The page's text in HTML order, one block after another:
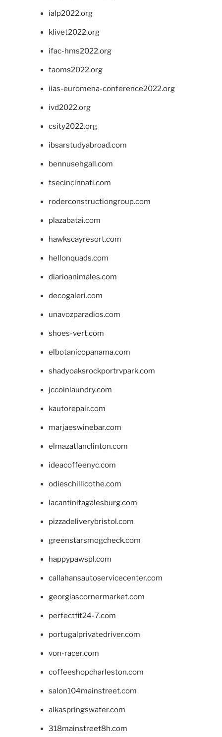
ialp2022.org
klivet2022.org
ifac-hms2022.org
taoms2022.org
iias-euromena-conference2022.org
ivd2022.org
csity2022.org
ibsarstudyabroad.com
bennusehgall.com
tsecincinnati.com
roderconstructiongroup.com
plazabatai.com
hawkscayresort.com
hellonquads.com
diarioanimales.com
decogaleri.com
unavozparadios.com
shoes-vert.com
elbotanicopanama.com
shadyoaksrockportrvpark.com
jccoinlaundry.com
kautorepair.com
marjaeswinebar.com
elmazatlanclinton.com
ideacoffeenyc.com
odieschillicothe.com
lacantinitagalesburg.com
pizzadeliverybristol.com
greenstarsmogcheck.com
happypawspl.com
callahansautoservicecenter.com
georgiascornermarket.com
perfectfit24-7.com
portugalprivatedriver.com
von-racer.com
coffeeshopcharleston.com
salon104mainstreet.com
alkaspringswater.com
318mainstreet8h.com